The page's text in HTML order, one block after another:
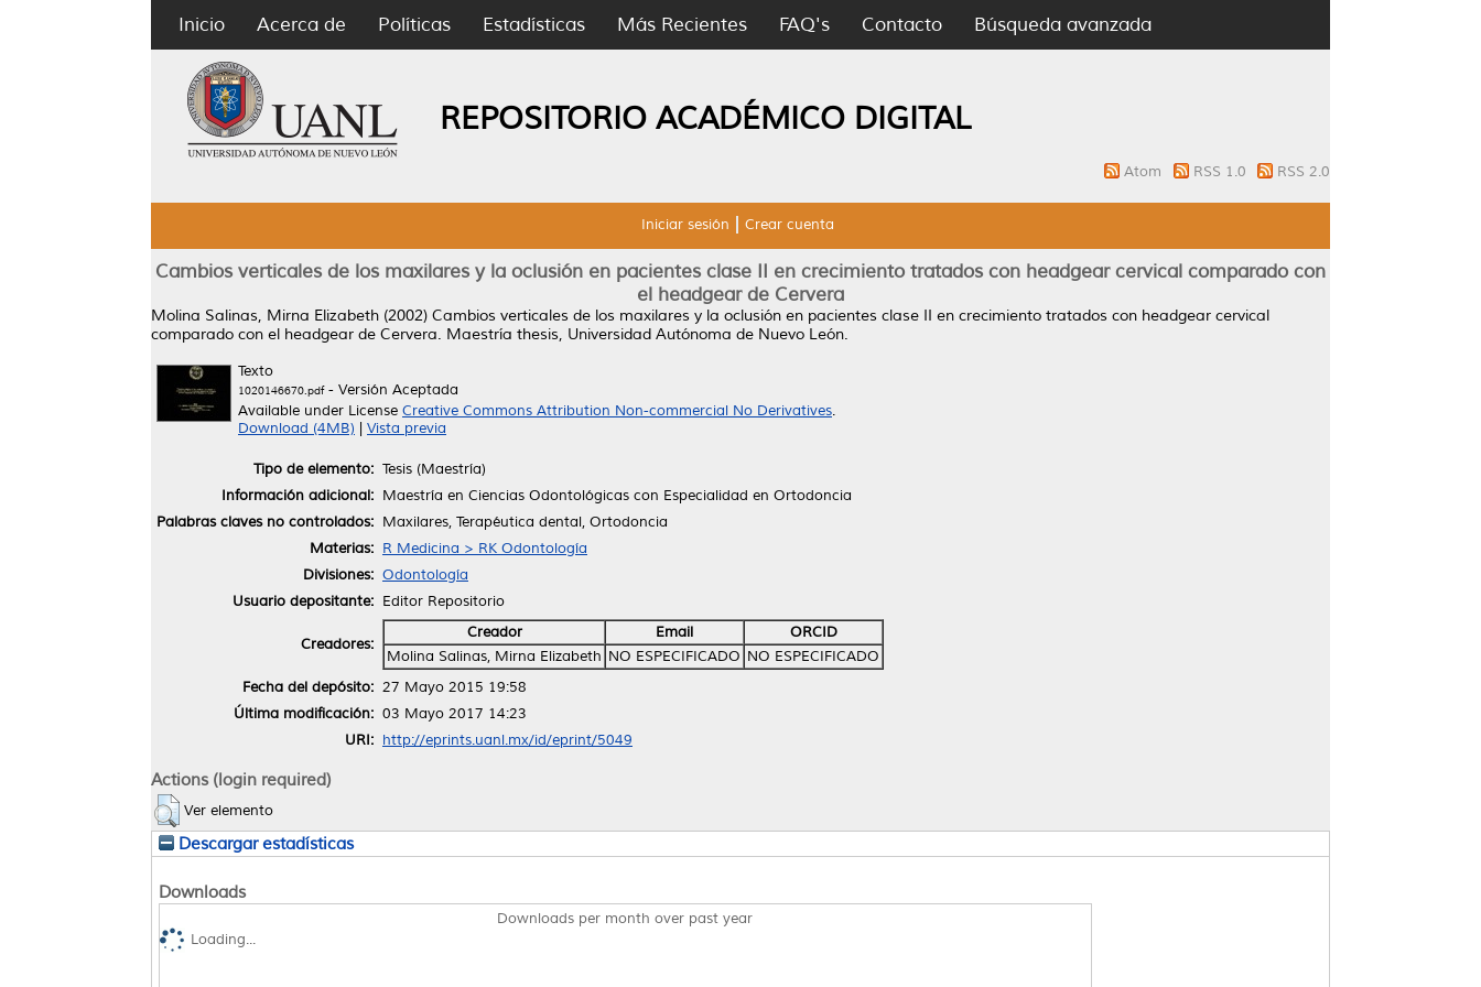
Inicio Acerca de Políticas Estadísticas Más Recientes FAQ's Contacto Búsqueda avanzada
REPOSITORIO ACADÉMICO DIGITAL
Atom RSS 1.0 RSS 2.0
Iniciar sesión Crear cuenta
Cambios verticales de los maxilares y la oclusión en pacientes clase II en crecimiento tratados con headgear cervical comparado con
el headgear de Cervera
Molina Salinas, Mirna Elizabeth (2002) Cambios verticales de los maxilares y la oclusión en pacientes clase II en crecimiento tratados con headgear cervical
comparado con el headgear de Cervera. Maestría thesis, Universidad Autónoma de Nuevo León.
Texto
1020146670.pdf- Versión Aceptada
Available under License Creative Commons Attribution Non-commercial No Derivatives.
Download (4MB)
Vista previa
Tipo de elemento: Tesis (Maestría)
Información adicional: Maestría en Ciencias Odontológicas con Especialidad en Ortodoncia
Palabras claves no controlados: Maxilares, Terapéutica dental, Ortodoncia
Materias: R Medicina > RK Odontología
Divisiones: Odontología
Usuario depositante: Editor Repositorio
Creadores:
Creador Email
ORCID
Molina Salinas, Mirna Elizabeth NO ESPECIFICADO NO ESPECIFICADO
Fecha del depósito: 27 Mayo 2015 19:58
Última modificación: 03 Mayo 2017 14:23
URI: http://eprints.uanl.mx/id/eprint/5049
Actions (login required)
Ver elemento
Descargar estadísticas
Downloads
Downloads per month over past year
Loading...